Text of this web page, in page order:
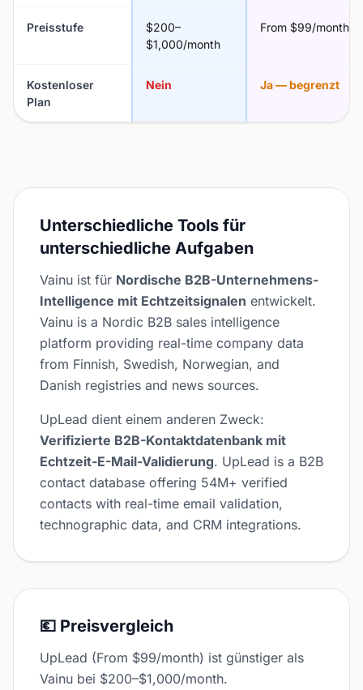
Preisstufe
$200–
$1,000/month
From $99/month
Kostenloser
Plan
Nein Ja — begrenzt
Unterschiedliche Tools für
unterschiedliche Aufgaben
Vainu ist für Nordische B2B-Unternehmens-
Intelligence mit Echtzeitsignalen entwickelt.
Vainu is a Nordic B2B sales intelligence
platform providing real-time company data
from Finnish, Swedish, Norwegian, and
Danish registries and news sources.
UpLead dient einem anderen Zweck:
Verifizierte B2B-Kontaktdatenbank mit
Echtzeit-E-Mail-Validierung. UpLead is a B2B
contact database offering 54M+ verified
contacts with real-time email validation,
technographic data, and CRM integrations.
💶 Preisvergleich
UpLead (From $99/month) ist günstiger als
Vainu bei $200–$1,000/month.